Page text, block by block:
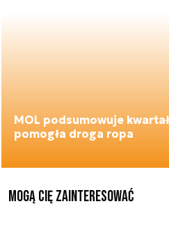
MOL podsumowuje
pomogła droga ropa
Mogą Cię zainteresować